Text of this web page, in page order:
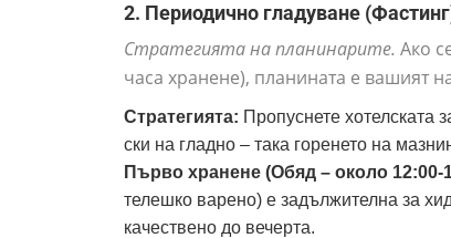
2. Периодично гладуване
Стратегията на планинарите. Ако
часа хранене), планината е вашият
Стратегията: Пропуснете хотелската
ски на гладно – така горенето на
Първо хранене (Обяд – около 12:00-
телешко варено) е задължителна за
качествено до вечерта.